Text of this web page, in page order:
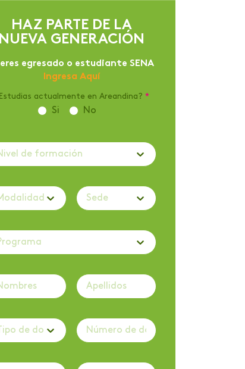
HAZ PARTE DE LA
NUEVA GENERACIÓN
egresado o estudiante SENA
Ingresa Aquí
actualmente en Areandina? *
Si No
de formación
Sede
Tipo de documento